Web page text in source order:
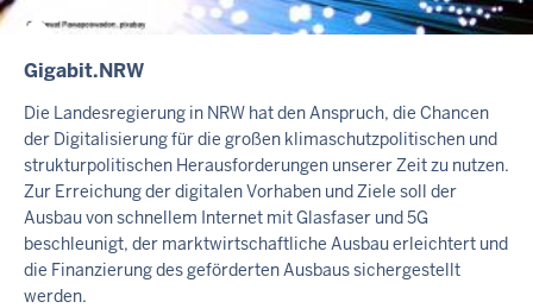
I
N
H
A
L
T
S
S
Gigabit.NRW
Die Landesregierung in NRW hat den Anspruch, die Chancen
der Digitalisierung für die großen klimaschutzpolitischen und
strukturpolitischen Herausforderungen unserer Zeit zu nutzen.
Zur Erreichung der digitalen Vorhaben und Ziele soll der
Ausbau von schnellem Internet mit Glasfaser und 5G
beschleunigt, der marktwirtschaftliche Ausbau erleichtert und
die Finanzierung des geförderten Ausbaus sichergestellt
werden.